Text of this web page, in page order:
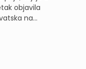
objavila
na...